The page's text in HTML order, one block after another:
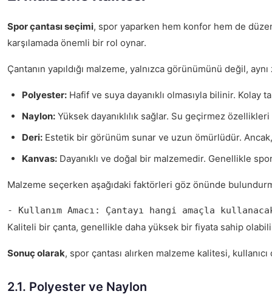
Spor çantası seçimi, spor yaparken hem konfor hem de
karşılamada önemli bir rol oynar.
Çantanın yapıldığı malzeme, yalnızca görünümünü değil,
Polyester: Hafif ve suya dayanıklı olmasıyla bilinir.
Naylon: Yüksek dayanıklılık sağlar. Su geçirmez
Deri: Estetik bir görünüm sunar ve uzun ömürlüdür.
Kanvas: Dayanıklı ve doğal bir malzemedir. Genellikle spor
Malzeme seçerken aşağıdaki faktörleri göz önünde
- Kullanım Amacı: Çantayı hangi amaçla
Kaliteli bir çanta, genellikle daha yüksek bir fiyata sahip
Sonuç olarak, spor çantası alırken malzeme kalitesi,
2.1. Polyester ve Naylon